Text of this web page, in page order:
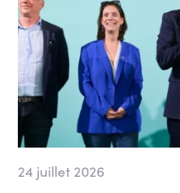
24 juillet 2026